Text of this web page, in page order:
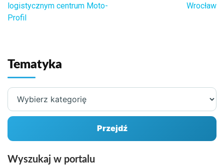
wpisu
logistycznym centrum Moto-
Profil
Wrocław
Tematyka
Wybierz
kategorię
Przejdź
Wyszukaj w portalu